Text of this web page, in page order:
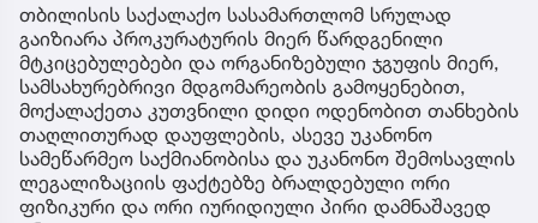
თბილისის საქალაქო სასამართლომ სრულად
გაიზიარა პროკურატურის მიერ წარდგენილი
მტკიცებულებები და ორგანიზებული ჯგუფის მიერ,
სამსახურებრივი მდგომარეობის გამოყენებით,
მოქალაქეთა კუთვნილი დიდი ოდენობით თანხების
თაღლითურად დაუფლების, ასევე უკანონო
სამეწარმეო საქმიანობისა და უკანონო შემოსავლის
ლეგალიზაციის ფაქტებზე ბრალდებული ორი
ფიზიკური და ორი იურიდიული პირი დამნაშავედ